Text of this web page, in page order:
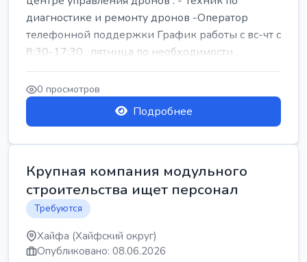
диагностике и ремонту дронов -Оператор
телефонной поддержки График работы с вс-чт с
8:30-17:30 , пятница по необходимости...
0 просмотров
Подробнее
Крупная компания модульного
строительства ищет персонал
Требуются
Хайфа (Хайфский округ)
Опубликовано: 08.06.2026